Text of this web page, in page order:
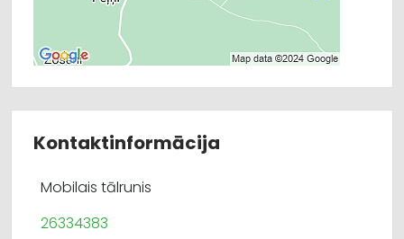
Kontaktinformācija
Mobilais tālrunis
26334383